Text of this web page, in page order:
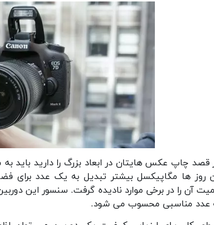
قصد چاپ عکس هایتان در ابعاد بزرگ را دارید باید
روز ها مگاپیکسل بیشتر تبدیل به یک عدد برای
عدد مناسبی محسوب می شود.